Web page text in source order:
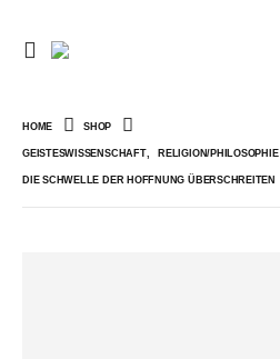
HOME SHOP
GEISTESWISSENSCHAFT, RELIGION/PHILOSOPHIE
DIE SCHWELLE DER HOFFNUNG ÜBERSCHREITEN